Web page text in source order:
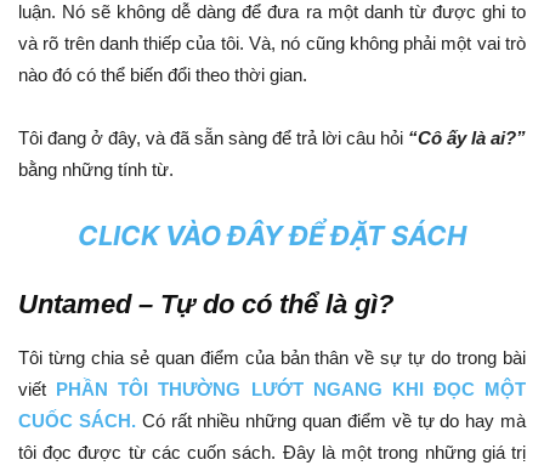
luận. Nó sẽ không dễ dàng để đưa ra một danh từ được ghi to
và rõ trên danh thiếp của tôi. Và, nó cũng không phải một vai trò
nào đó có thể biến đổi theo thời gian.
Tôi đang ở đây, và đã sẵn sàng để trả lời câu hỏi “Cô ấy là ai?”
bằng những tính từ.
CLICK VÀO ĐÂY ĐỂ ĐẶT SÁCH
Untamed – Tự do có thể là gì?
Tôi từng chia sẻ quan điểm của bản thân về sự tự do trong bài
viết PHẦN TÔI THƯỜNG LƯỚT NGANG KHI ĐỌC MỘT
CUỐC SÁCH.Có rất nhiều những quan điểm về tự do hay mà
tôi đọc được từ các cuốn sách. Đây là một trong những giá trị